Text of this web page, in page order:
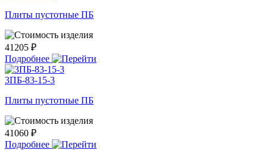
Плиты пустотные ПБ
41205 ₽
Подробнее
3ПБ-83-15-3
Плиты пустотные ПБ
41060 ₽
Подробнее